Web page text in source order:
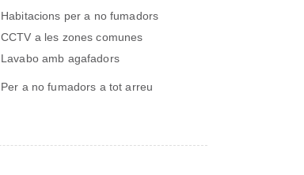
Habitacions per a no fumadors
CCTV a les zones comunes
Lavabo amb agafadors
Per a no fumadors a tot arreu